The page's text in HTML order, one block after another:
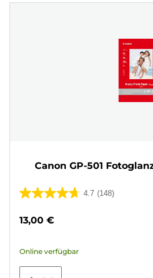
Canon GP-501
4.7 (148)
4.7
148
Bewertungen
13,00 €
Online verfügbar